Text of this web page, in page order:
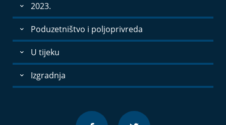
2023.
Poduzetništvo i poljoprivreda
U tijeku
Izgradnja